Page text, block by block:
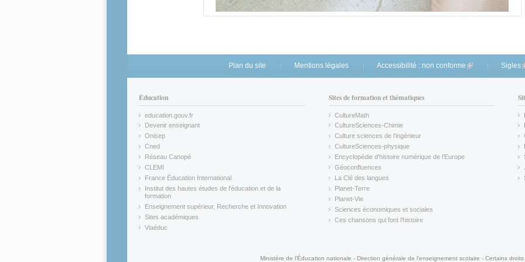
Plan du site Mentions légales Accessibilité : non conforme (link is external)
Sigles
Éducation
education.gouv.fr
(link is external)
Devenir enseignant
(link is external)
Onisep
(link is external)
Cned
(link is external)
Réseau Canopé
(link is external)
CLEMI
(link is external)
France Éducation International
(link is external)
Institut des hautes études de l'éducation et de la
formation
(link is external)
Enseignement supérieur, Recherche et Innovation
(link is external)
Sites académiques
(link is external)
Viaéduc
Sites de formation et thématiques
CultureMath
(link is external)
CultureSciences-Chimie
(link is external)
Culture sciences de l'ingénieur
CultureSciences-physique
(link is external)
Encyclopédie d'histoire numérique de l'Europe
(link is external)
Géoconfluences
(link is external)
La Clé des langues
(link is external)
Planet-Terre
(link is external)
Planet-Vie
(link is external)
Sciences économiques et sociales
(link is external)
Ces chansons qui font l'histoire
(link is external)
Ministère de l'Éducation nationale - Direction générale de l'enseignement scolaire - Certains droits